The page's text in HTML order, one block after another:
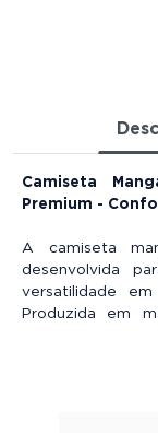
Camiseta
Premium -
A camiseta
desenvolvida
versatilidade
Produzida em
Sua gola
reforço de gola,